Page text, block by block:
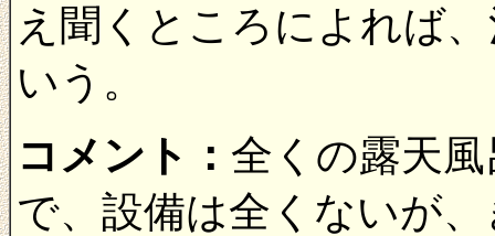
え聞くところによれば
いう。
コメント： 全くの露天
で、設備は全くないが